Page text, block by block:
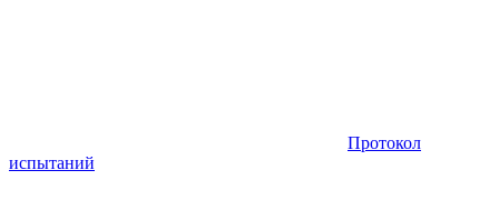
Протокол
испытаний